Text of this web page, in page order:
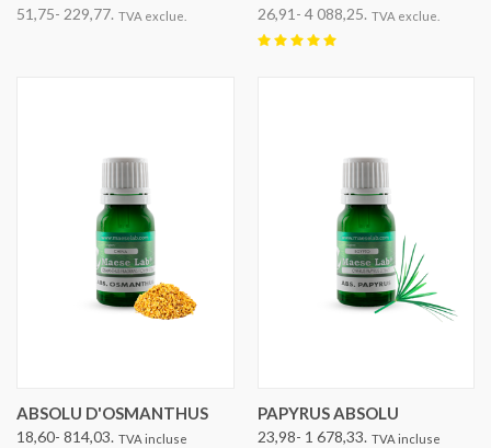
51,75- 229,77. TVA exclue. 26,91- 4 088,25. TVA exclue.
ABSOLU D'OSMANTHUS
18,60- 814,03. TVA incluse
PAPYRUS ABSOLU
23,98- 1 678,33. TVA incluse